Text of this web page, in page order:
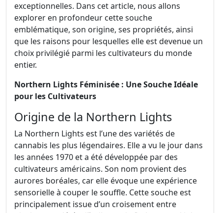
exceptionnelles. Dans cet article, nous allons
explorer en profondeur cette souche
emblématique, son origine, ses propriétés, ainsi
que les raisons pour lesquelles elle est devenue un
choix privilégié parmi les cultivateurs du monde
entier.
Northern Lights Féminisée : Une Souche Idéale
pour les Cultivateurs
Origine de la Northern Lights
La Northern Lights est l’une des variétés de
cannabis les plus légendaires. Elle a vu le jour dans
les années 1970 et a été développée par des
cultivateurs américains. Son nom provient des
aurores boréales, car elle évoque une expérience
sensorielle à couper le souffle. Cette souche est
principalement issue d’un croisement entre